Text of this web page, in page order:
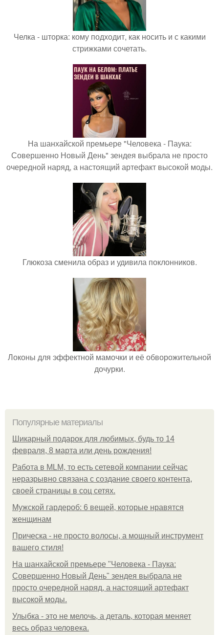
Челка - шторка: кому подходит, как носить и с какими
стрижками сочетать.
На шанхайской премьере "Человека - Паука:
Совершенно Новый День" зендея выбрала не просто
очередной наряд, а настоящий артефакт высокой моды.
Глюкоза сменила образ и удивила поклонников.
Локоны для эффектной мамочки и её обворожительной
дочурки.
Популярные материалы
Шикарный подарок для любимых, будь то 14
февраля, 8 марта или день рождения!
Работа в MLM, то есть сетевой компании сейчас
неразрывно связана с создание своего контента,
своей страницы в соц сетях.
Мужской гардероб: 6 вещей, которые нравятся
женщинам
Прическа - не просто волосы, а мощный инструмент
вашего стиля!
На шанхайской премьере "Человека - Паука:
Совершенно Новый День" зендея выбрала не
просто очередной наряд, а настоящий артефакт
высокой моды.
Улыбка - это не мелочь, а деталь, которая меняет
весь образ человека.